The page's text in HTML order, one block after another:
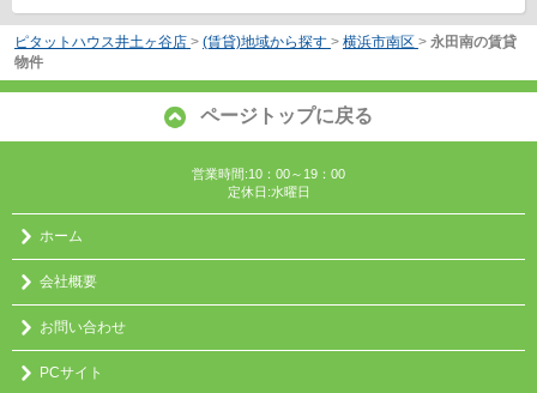
ピタットハウス井土ヶ谷店 > (賃貸)地域から探す > 横浜市南区 > 永田南の賃貸
物件
ページトップに戻る
営業時間:10：00～19：00
定休日:水曜日
ホーム
会社概要
お問い合わせ
PCサイト